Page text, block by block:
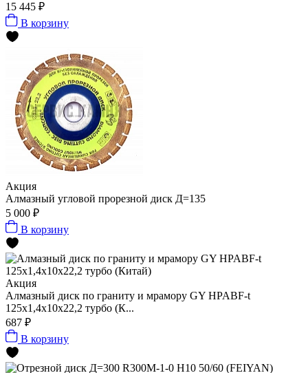
15 445 ₽
В корзину
Акция
Алмазный угловой прорезной диск Д=135
5 000 ₽
В корзину
Акция
Алмазный диск по граниту и мрамору GY HPABF-t
125x1,4x10x22,2 турбо (К...
687 ₽
В корзину